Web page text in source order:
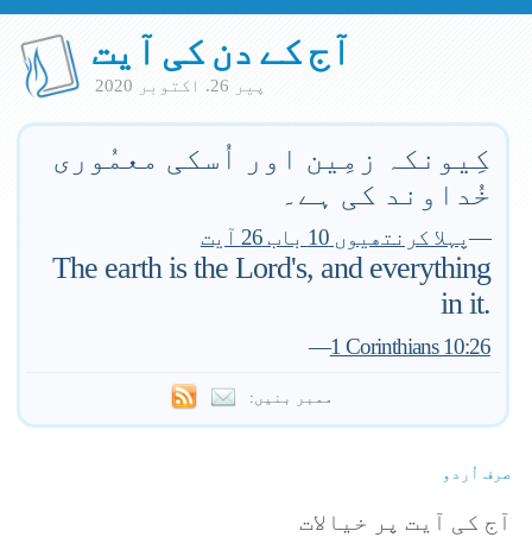
آج کے دن کی آیت
پير 26. اكتوبر 2020
کِیونکہ زمِین اور اُسکی معمُوری
خُداوند کی ہے۔
—پہلا کرنتھیوں 10 باب 26 آیت
The earth is the Lord's, and everything
in it.
—1 Corinthians 10:26
ممبر بنیں:
صرف اُردو
آج کی آیت پر خیالات